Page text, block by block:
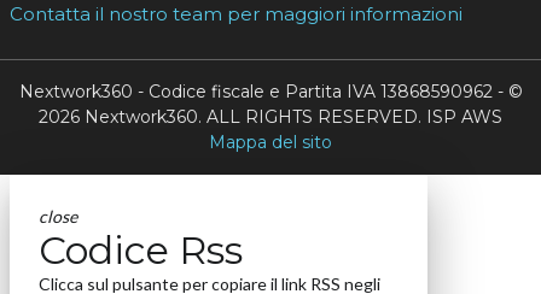
Contatta il nostro team per maggiori informazioni
Nextwork360 - Codice fiscale e Partita IVA 13868590962 - ©
2026 Nextwork360. ALL RIGHTS RESERVED. ISP AWS
Mappa del sito
close
Codice Rss
Clicca sul pulsante per copiare il link RSS negli